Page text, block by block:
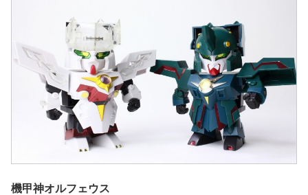
機甲神オルフェウス